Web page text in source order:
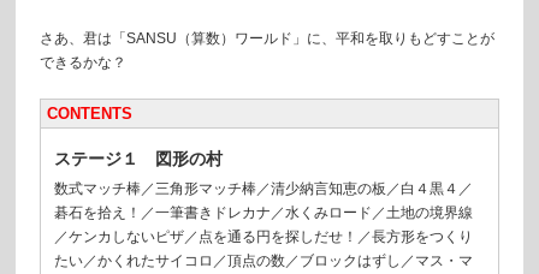
さあ、君は「SANSU（算数）ワールド」に、平和を取りもどすことが
できるかな？
CONTENTS
ステージ１ 図形の村
数式マッチ棒／三角形マッチ棒／清少納言知恵の板／白４黒４／
碁石を拾え！／一筆書きドレカナ／水くみロード／土地の境界線
／ケンカしないピザ／点を通る円を探しだせ！／長方形をつくり
たい／かくれたサイコロ／頂点の数／ブロックはずし／マス・マ